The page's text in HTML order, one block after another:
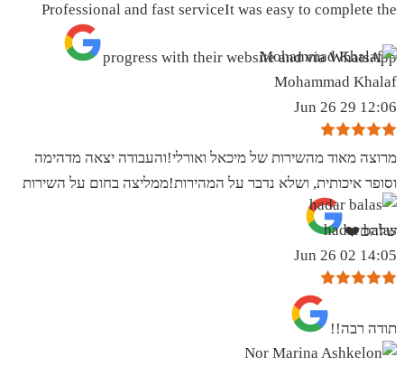
Professional and fast serviceIt was easy to complete the
progress with their website and via WhatsApp
Mohammad Khalaf
12:06 29 Jun 26
מרוצה מאוד מהשירות של מיכאל ואורלי!והעבודה יצאה מדהימה
וסופר איכותית, ושלא נדבר על המהירות!ממליצה בחום על השירות
שלהם❤️
hadar balas
14:05 02 Jun 26
תודה רבה!!